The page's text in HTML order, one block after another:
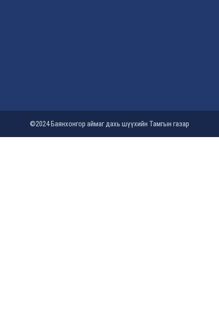
©2024 Баянхонгор аймаг дахь шүүхийн Тамгын газар